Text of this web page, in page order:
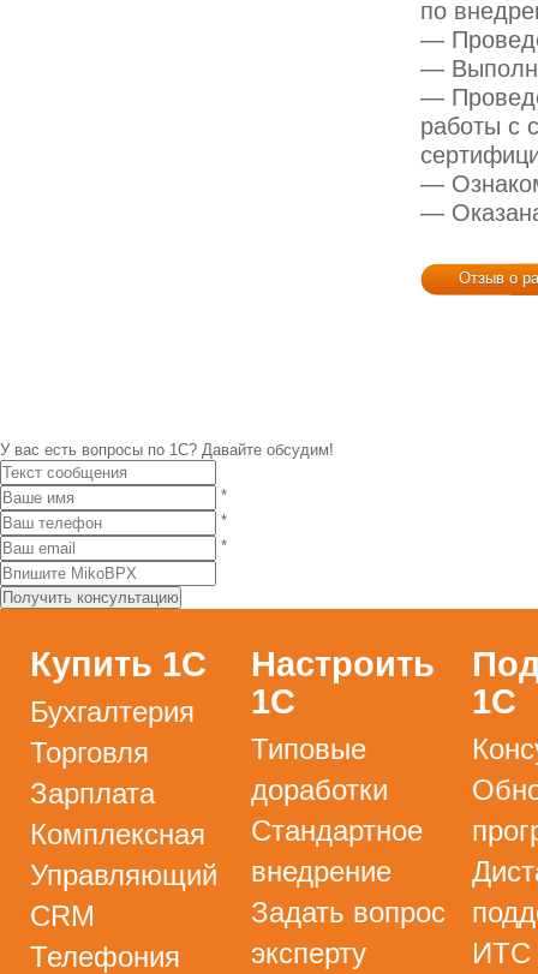
по
—
—
—
работы с
—
—
Отзыв о
У вас есть вопросы по 1С? Давайте обсудим!
*
*
*
Купить 1С
Бухгалтерия
Торговля
Зарплата
Комплексная
Управляющий
CRM
Телефония
Настроить
1С
Типовые
доработки
Стандартное
внедрение
Задать вопрос
эксперту
1С
ИТС